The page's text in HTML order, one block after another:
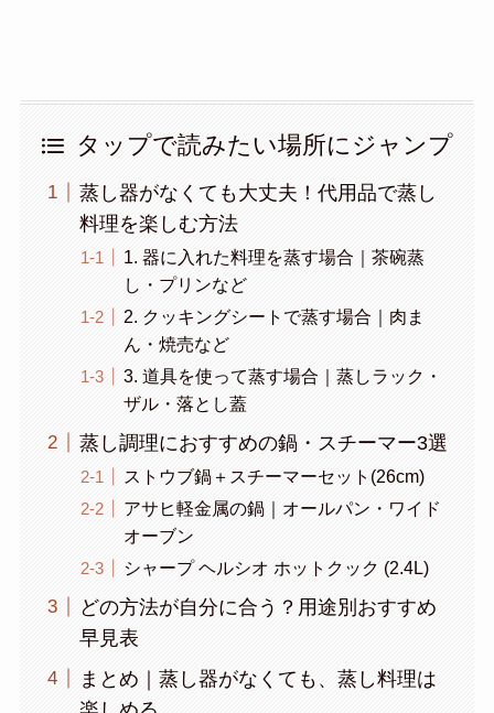
タップで読みたい場所にジャンプ
蒸し器がなくても大丈夫！代用品で蒸し
料理を楽しむ方法
1. 器に入れた料理を蒸す場合｜茶碗蒸
し・プリンなど
2. クッキングシートで蒸す場合｜肉ま
ん・焼売など
3. 道具を使って蒸す場合｜蒸しラック・
ザル・落とし蓋
蒸し調理におすすめの鍋・スチーマー3選
ストウブ鍋＋スチーマーセット(26cm)
アサヒ軽金属の鍋｜オールパン・ワイド
オーブン
シャープ ヘルシオ ホットクック (2.4L)
どの方法が自分に合う？用途別おすすめ
早見表
まとめ｜蒸し器がなくても、蒸し料理は